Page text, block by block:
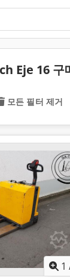
Eje 16 구
모든 필터 제거
1